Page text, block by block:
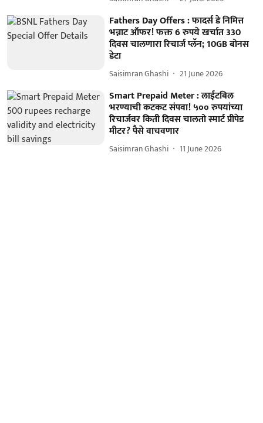
Fathers Day Offers : फादर्स डे निमित्त
भन्नाट ऑफर! फक्त 6 रुपये खर्चात 330
दिवस चालणारा रिचार्ज प्लॅन; 10GB बोनस
डेटा
Saisimran Ghashi 21 June 2026
Smart Prepaid Meter : लाईटबिल
भरण्याची कटकट संपवा! ५०० रुपयांच्या
रिचार्जवर किती दिवस चालतो स्मार्ट प्रीपेड
मीटर? पैसे वाचवणार
Saisimran Ghashi 11 June 2026